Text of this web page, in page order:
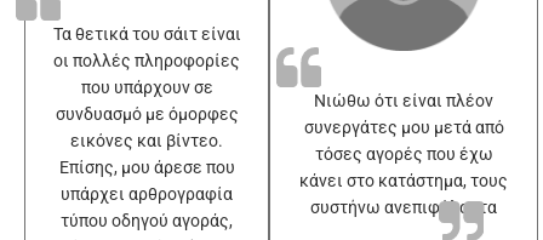
Τα θετικά του σάιτ είναι
οι πολλές πληροφορίες
που υπάρχουν σε
συνδυασμό με όμορφες
εικόνες και βίντεο.
Επίσης, μου άρεσε που
υπάρχει αρθρογραφία
τύπου οδηγού αγοράς,
Νιώθω ότι είναι πλέον
συνεργάτες μου μετά από
τόσες αγορές που έχω
κάνει στο κατάστημα, τους
συστήνω ανεπιφύλακτα